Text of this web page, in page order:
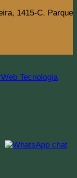
1415-C, Parque
Tecnologia